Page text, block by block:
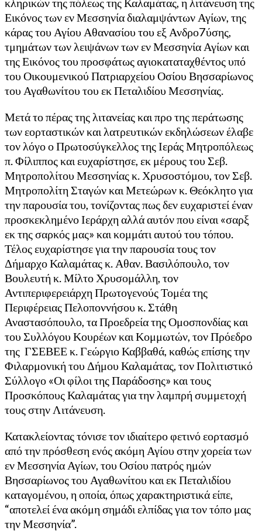
Εικόνος των εν Μεσσηνία διαλαμψάντων Αγίων, της
κάρας του Αγίου Αθανασίου του εξ Ανδρο7ύσης,
τμημάτων των λειψάνων των εν Μεσσηνία Αγίων και
της Εικόνος του προσφάτως αγιοκαταταχθέντος υπό
του Οικουμενικού Πατριαρχείου Οσίου Βησσαρίωνος
του Αγαθωνίτου του εκ Πεταλιδίου Μεσσηνίας.
Μετά το πέρας της λιτανείας και προ της περάτωσης
των εορταστικών και λατρευτικών εκδηλώσεων έλαβε
τον λόγο ο Πρωτοσύγκελλος της Ιεράς Μητροπόλεως
π. Φίλιππος και ευχαρίστησε, εκ μέρους του Σεβ.
Μητροπολίτου Μεσσηνίας κ. Χρυσοστόμου, τον Σεβ.
Μητροπολίτη Σταγών και Μετεώρων κ. Θεόκλητο για
την παρουσία του, τονίζοντας πως δεν ευχαριστεί έναν
προσκεκλημένο Ιεράρχη αλλά αυτόν που είναι «σαρξ
εκ της σαρκός μας» και κομμάτι αυτού του τόπου.
Τέλος ευχαρίστησε για την παρουσία τους τον
Δήμαρχο Καλαμάτας κ. Αθαν. Βασιλόπουλο, τον
Βουλευτή κ. Μίλτο Χρυσομάλλη, τον
Αντιπεριφερειάρχη Πρωτογενούς Τομέα της
Περιφέρειας Πελοποννήσου κ. Στάθη
Αναστασόπουλο, τα Προεδρεία της Ομοσπονδίας και
του Συλλόγου Κουρέων και Κομμωτών, τον Πρόεδρο
της ΓΣΕΒΕΕ κ. Γεώργιο Καββαθά, καθώς επίσης την
Φιλαρμονική του Δήμου Καλαμάτας, τον Πολιτιστικό
Σύλλογο «Οι φίλοι της Παράδοσης» και τους
Προσκόπους Καλαμάτας για την λαμπρή συμμετοχή
τους στην Λιτάνευση.
Κατακλείοντας τόνισε τον ιδιαίτερο φετινό εορτασμό
από την πρόσθεση ενός ακόμη Αγίου στην χορεία των
εν Μεσσηνία Αγίων, του Οσίου πατρός ημών
Βησσαρίωνος του Αγαθωνίτου και εκ Πεταλιδίου
καταγομένου, η οποία, όπως χαρακτηριστικά είπε,
“αποτελεί ένα ακόμη σημάδι ελπίδας για τον τόπο μας
την Μεσσηνία”.